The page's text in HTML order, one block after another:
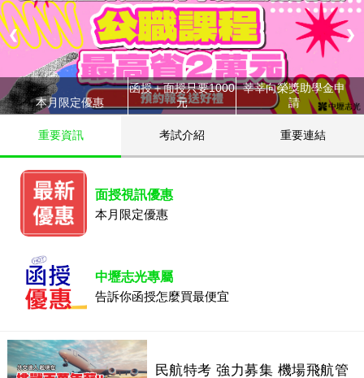
❮ ❯
本月限定優惠
函授＋面授只要1000
元
莘莘向榮獎助學金申
請
重要資訊 考試介紹 重要連結
面授視訊優惠
本月限定優惠
中壢志光專屬
告訴你函授怎麼買最便宜
民航特考 強力募集 機場飛航管